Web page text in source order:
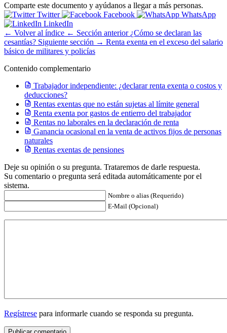
Comparte este documento y ayúdanos a llegar a más personas.
Twitter
Facebook
WhatsApp
LinkedIn
← Volver al índice ← Sección anterior ¿Cómo se declaran las
cesantías? Siguiente sección → Renta exenta en el exceso del salario
básico de militares y policías
Contenido complementario
Trabajador independiente: ¿declarar renta exenta o costos y
deducciones?
Rentas exentas que no están sujetas al límite general
Renta exenta por gastos de entierro del trabajador
Rentas no laborales en la declaración de renta
Ganancia ocasional en la venta de activos fijos de personas
naturales
Rentas exentas de pensiones
Deje su opinión o su pregunta. Trataremos de darle respuesta.
Su comentario o pregunta será editada automáticamente por el
sistema.
Nombre o alias (Requerido)
E-Mail (Opcional)
Regístrese para informarle cuando se responda su pregunta.